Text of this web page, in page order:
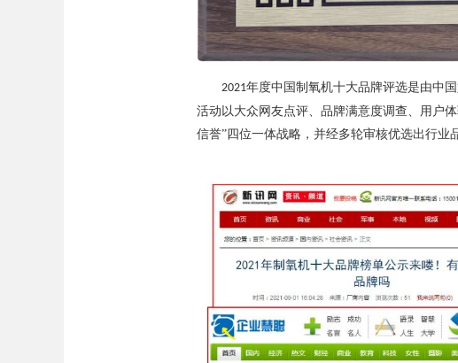
2021年度中国制氧机十大品牌评选是由中
活动以大众网友点评、品牌满意度调查、用户
信誉”四位一体战略，并经多轮审核优选出行业